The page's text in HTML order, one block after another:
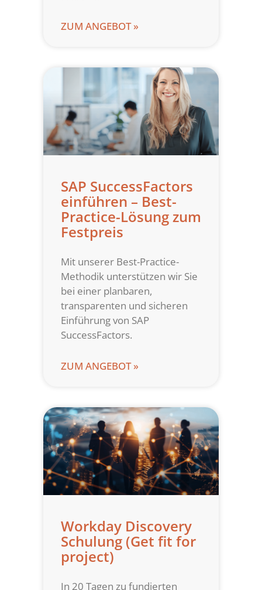
ZUM ANGEBOT »
SAP SuccessFactors
einführen – Best-
Practice-Lösung zum
Festpreis
Mit unserer Best-Practice-
Methodik unterstützen wir Sie
bei einer planbaren,
transparenten und sicheren
Einführung von SAP
SuccessFactors.
ZUM ANGEBOT »
Workday Discovery
Schulung (Get fit for
project)
In 20 Tagen zu fundierten